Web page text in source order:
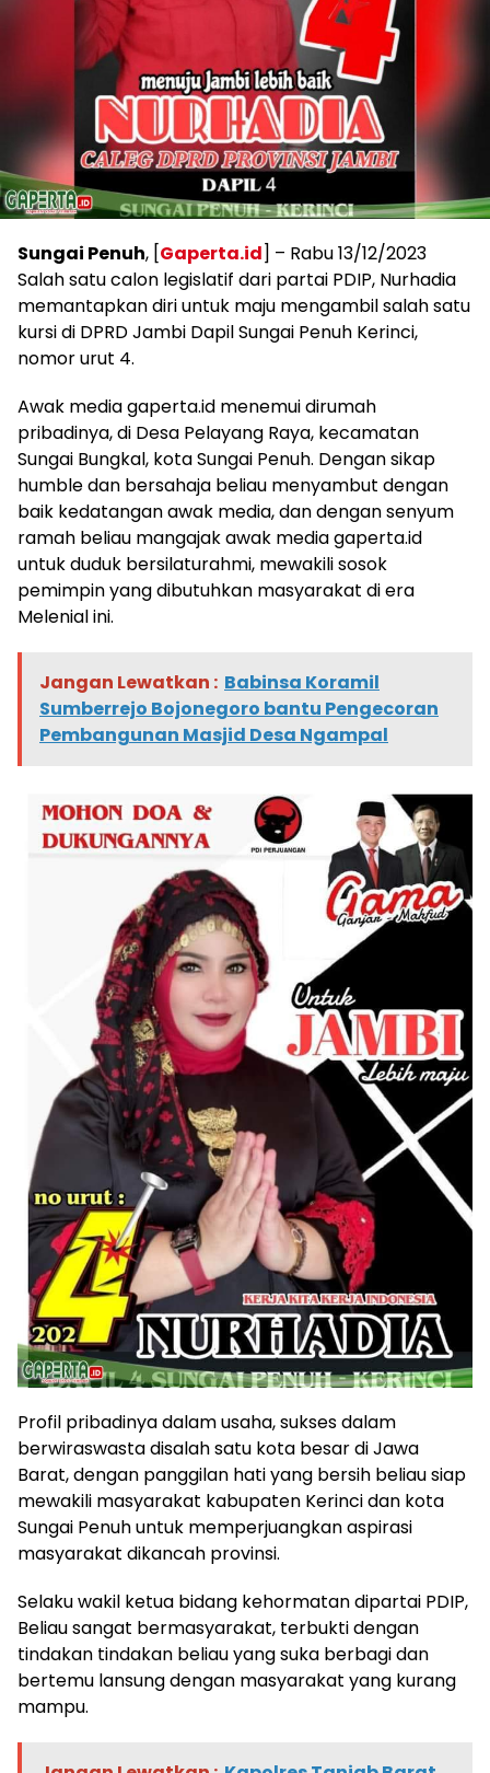
Sungai Penuh, [Gaperta.id] – Rabu 13/12/2023
Salah satu calon legislatif dari partai PDIP, Nurhadia
memantapkan diri untuk maju mengambil salah satu
kursi di DPRD Jambi Dapil Sungai Penuh Kerinci,
nomor urut 4.
Awak media gaperta.id menemui dirumah
pribadinya, di Desa Pelayang Raya, kecamatan
Sungai Bungkal, kota Sungai Penuh. Dengan sikap
humble dan bersahaja beliau menyambut dengan
baik kedatangan awak media, dan dengan senyum
ramah beliau mangajak awak media gaperta.id
untuk duduk bersilaturahmi, mewakili sosok
pemimpin yang dibutuhkan masyarakat di era
Melenial ini.
Jangan Lewatkan : Babinsa Koramil
Sumberrejo Bojonegoro bantu Pengecoran
Pembangunan Masjid Desa Ngampal
Profil pribadinya dalam usaha, sukses dalam
berwiraswasta disalah satu kota besar di Jawa
Barat, dengan panggilan hati yang bersih beliau siap
mewakili masyarakat kabupaten Kerinci dan kota
Sungai Penuh untuk memperjuangkan aspirasi
masyarakat dikancah provinsi.
Selaku wakil ketua bidang kehormatan dipartai PDIP,
Beliau sangat bermasyarakat, terbukti dengan
tindakan tindakan beliau yang suka berbagi dan
bertemu lansung dengan masyarakat yang kurang
mampu.